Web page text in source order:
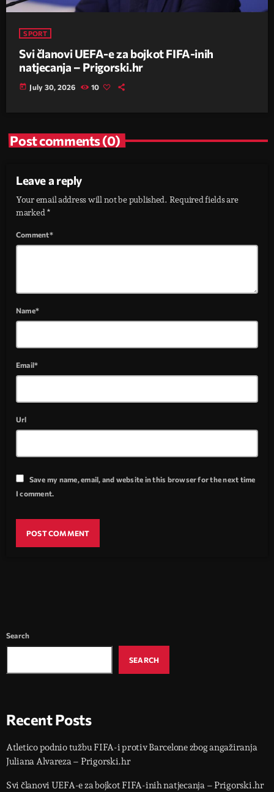
SPORT
Svi članovi UEFA-e za bojkot FIFA-inih
natjecanja – Prigorski.hr
today July 30, 2026 10
Post comments (0)
Leave a reply
Your email address will not be published. Required fields are
marked *
Comment*
Name*
Email*
Url
Save my name, email, and website in this browser for the next time
I comment.
Search
SEARCH
Recent Posts
Atletico podnio tužbu FIFA-i protiv Barcelone zbog angažiranja
Juliana Alvareza – Prigorski.hr
Svi članovi UEFA-e za bojkot FIFA-inih natjecanja – Prigorski.hr